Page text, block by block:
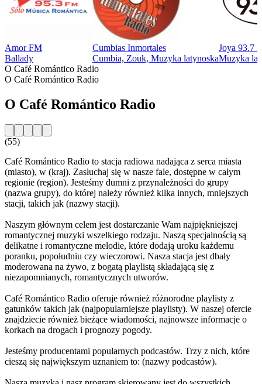
Amor FM
Ballady
Cumbias Inmortales
Cumbia, Zouk, Muzyka latynoska
Joya 93.7
Muzyka
O Café Romántico Radio
O Café Romántico Radio
O Café Romántico Radio
(55)
Café Romántico Radio to stacja radiowa nadająca z serca miasta
(miasto), w (kraj). Zasłuchaj się w nasze fale, dostępne w całym
regionie (region). Jesteśmy dumni z przynależności do grupy
(nazwa grupy), do której należy również kilka innych, mniejszych
stacji, takich jak (nazwy stacji).
Naszym głównym celem jest dostarczanie Wam najpiękniejszej
romantycznej muzyki wszelkiego rodzaju. Naszą specjalnością są
delikatne i romantyczne melodie, które dodają uroku każdemu
poranku, popołudniu czy wieczorowi. Nasza stacja jest dbały
moderowana na żywo, z bogatą playlistą składającą się z
niezapomnianych, romantycznych utworów.
Café Romántico Radio oferuje również różnorodne playlisty z
gatunków takich jak (najpopularniejsze playlisty). W naszej ofercie
znajdziecie również bieżące wiadomości, najnowsze informacje o
korkach na drogach i prognozy pogody.
Jesteśmy producentami popularnych podcastów. Trzy z nich, które
cieszą się największym uznaniem to: (nazwy podcastów).